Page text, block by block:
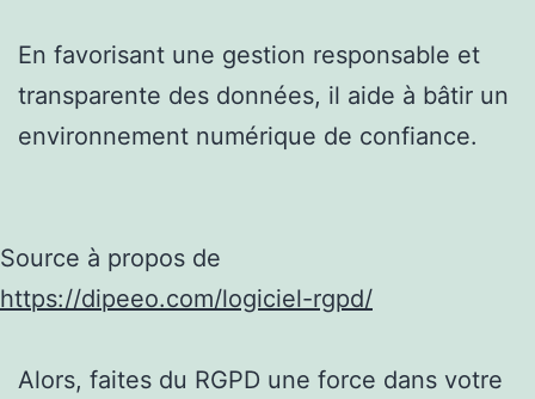
En favorisant une gestion responsable et
transparente des données, il aide à bâtir un
environnement numérique de confiance.
Source à propos de
https://dipeeo.com/logiciel-rgpd/
Alors, faites du RGPD une force dans votre